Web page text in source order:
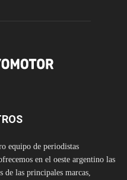
equipo de periodistas
en el oeste argentino las
las principales marcas,